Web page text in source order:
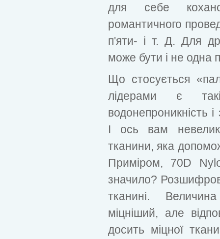
для себе
романтичного
п'яти- і т. Д. Для
може бути і не одна
Що стосується
лідерами є
водонепроникність і
І ось вам
тканини, яка
Приміром, 70D
значило?
тканині.
міцніший, але
досить міцної